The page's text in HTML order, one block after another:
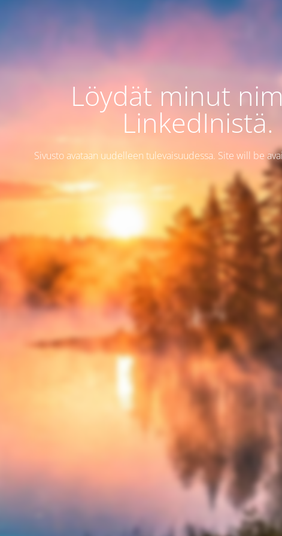
Löydät minut
LinkedInistä.
Sivusto avataan uudelleen tulevaisuudessa. Site will be